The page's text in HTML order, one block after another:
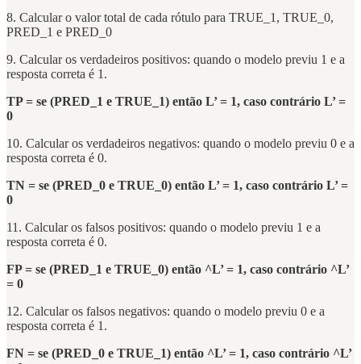
8. Calcular o valor total de cada rótulo para TRUE_1, TRUE_0,
PRED_1 e PRED_0
9. Calcular os verdadeiros positivos: quando o modelo previu 1 e a
resposta correta é 1.
TP = se (PRED_1 e TRUE_1) então L’ = 1, caso contrário L’ =
0
10. Calcular os verdadeiros negativos: quando o modelo previu 0 e a
resposta correta é 0.
TN = se (PRED_0 e TRUE_0) então L’ = 1, caso contrário L’ =
0
11. Calcular os falsos positivos: quando o modelo previu 1 e a
resposta correta é 0.
FP = se (PRED_1 e TRUE_0) então ^L’ = 1, caso contrário ^L’
= 0
12. Calcular os falsos negativos: quando o modelo previu 0 e a
resposta correta é 1.
FN = se (PRED_0 e TRUE_1) então ^L’ = 1, caso contrário ^L’